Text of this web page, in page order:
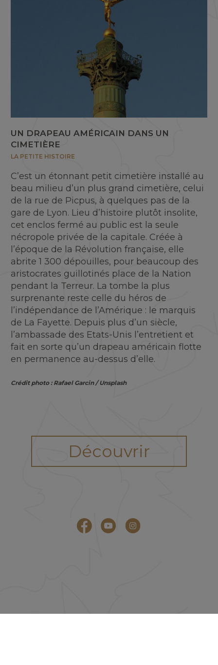
UN DRAPEAU AMÉRICAIN DANS UN
CIMETIÈRE
LA PETITE HISTOIRE
C’est un étonnant petit cimetière installé au
beau milieu d’un plus grand cimetière, celui
de la rue de Picpus, à quelques pas de la
gare de Lyon. Lieu d’histoire plutôt insolite,
cet enclos fermé au public est la seule
nécropole privée de la capitale. Créée à
l’époque de la Révolution française, elle
abrite 1 300 dépouilles, pour beaucoup des
aristocrates guillotinés place de la Nation
pendant la Terreur. La tombe la plus
surprenante reste celle du héros de
l’indépendance de l’Amérique : le marquis
de La Fayette. Depuis plus d’un siècle,
l’ambassade des Etats-Unis l’entretient et
fait en sorte qu’un drapeau américain flotte
en permanence au-dessus d’elle.
Crédit photo : Rafael Garcin / Unsplash
Découvrir